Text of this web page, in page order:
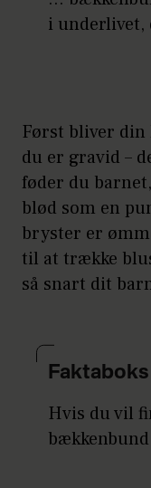
i underlivet,
nedadtil og
varetager
ikke tisser,
holde på
sexliv.
Når du er
Derfor er
genoptræne
På
at vide om
Først bliver
du er gravid –
føder du
blød som en
bryster er
til at trække
så snart dit
Faktaboks
Hvis du vil
en lille